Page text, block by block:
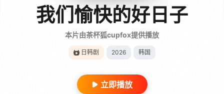
我们愉快的好日子
本片由茶杯狐cupfox提供播放
日韩剧 2026 韩国
立即播放